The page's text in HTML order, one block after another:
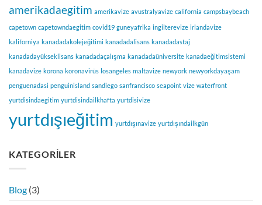
amerikadaegitim amerikavize avustralyavize california campsbaybeach
capetown capetowndaegitim covid19 guneyafrika ingilterevize irlandavize
kaliforniya kanadadakolejeğitimi kanadadalisans kanadadastaj
kanadadayükseklisans kanadadaçalışma kanadadaüniversite kanadaeğitimsistemi
kanadavize korona koronavirüs losangeles maltavize newyork newyorkdayaşam
penguenadasi penguinisland sandiego sanfrancisco seapoint vize waterfront
yurtdisindaegitim yurtdisindailkhafta yurtdisivize
yurtdışıeğitim yurtdışınavize yurtdışındailkgün
KATEGORILER
Blog (3)